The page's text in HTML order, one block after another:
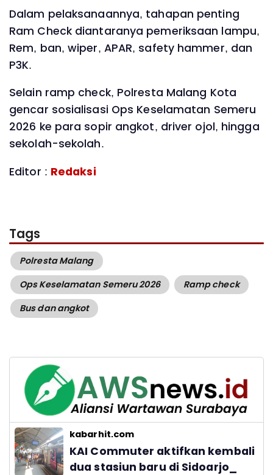
Dalam pelaksanaannya, tahapan penting
Ram Check diantaranya pemeriksaan lampu,
Rem, ban, wiper, APAR, safety hammer, dan
P3K.
Selain ramp check, Polresta Malang Kota
gencar sosialisasi Ops Keselamatan Semeru
2026 ke para sopir angkot, driver ojol, hingga
sekolah-sekolah.
Editor : Redaksi
Tags
Polresta Malang
Ops Keselamatan Semeru 2026
Ramp check
Bus dan angkot
kabarhit.com
KAI Commuter aktifkan kembali
dua stasiun baru di Sidoarjo_